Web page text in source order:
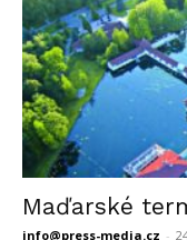
Maďarské
info@press-media.cz -